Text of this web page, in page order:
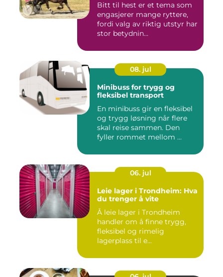
Bitt til hest er et tema som
engasjerer mange ryttere,
fordi valg av riktig utstyr har
stor betydnin...
08. jul
Minibuss for trygg og
fleksibel transport
En minibuss gir en fleksibel
og trygg løsning når flere
skal reise sammen. Den
fyller rommet mellom ...
06. jul
Leie lager i Trondheim: Hva
du trenger å vite
Å leie lager i Trondheim
handler om å finne trygg,
fleksibel og rimelig
lagerplass til e...